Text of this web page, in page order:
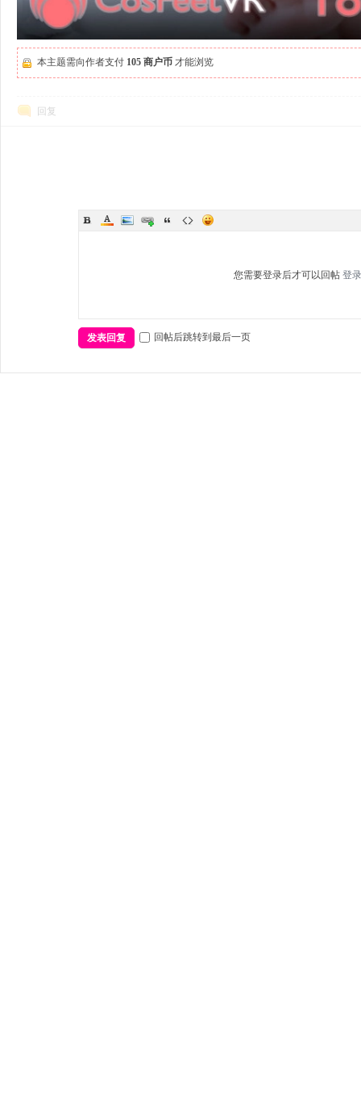
本主题需向作者支付 105 商户币 才能浏览
回复
您需要登录后才可以回帖 登录
发表回复 回帖后跳转到最后一页